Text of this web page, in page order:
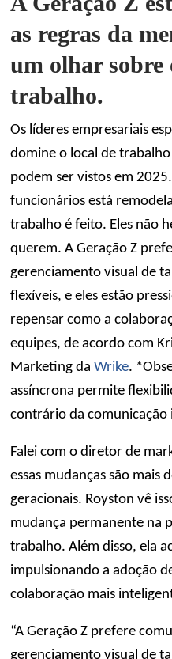
as regras da
um olhar
trabalho.
Os líderes empresariais
domine o local de
podem ser vistos em
funcionários está
trabalho é feito. Eles não
querem. A Geração Z
gerenciamento visual de
flexíveis, e eles estão
repensar como a
equipes, de acordo com
Marketing da Wrike.
assíncrona permite
contrário da comunicação
Falei com o diretor de
essas mudanças são mais
geracionais. Royston vê
mudança permanente na
trabalho. Além disso, ela
impulsionando a adoção
colaboração mais
“A Geração Z prefere
gerenciamento visual de